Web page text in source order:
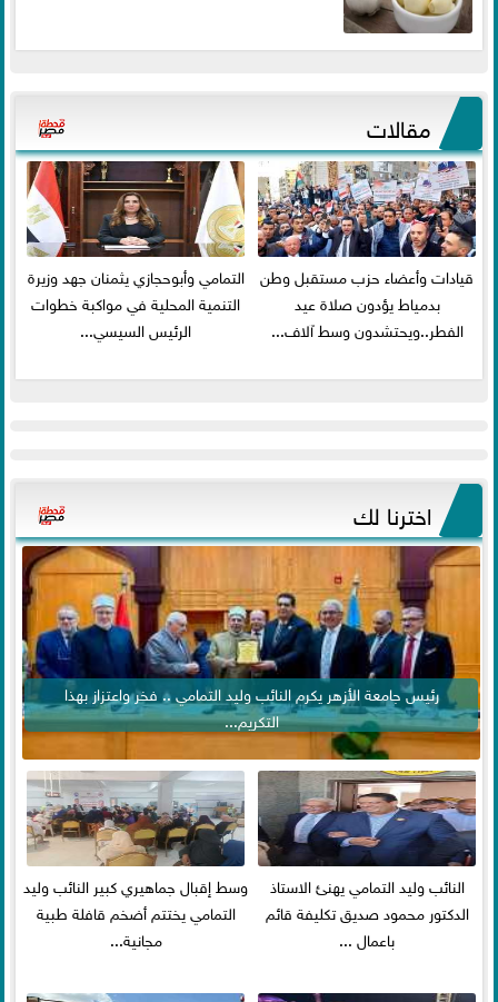
مقالات
قيادات وأعضاء حزب مستقبل وطن
بدمياط يؤدون صلاة عيد
الفطر..ويحتشدون وسط آلاف...
التمامي وأبوحجازي يثمنان جهد وزيرة
التنمية المحلية في مواكبة خطوات
الرئيس السيسي...
اخترنا لك
رئيس جامعة الأزهر يكرم النائب وليد التمامي .. فخر واعتزاز بهذا
التكريم...
النائب وليد التمامي يهنئ الاستاذ
الدكتور محمود صديق تكليفة قائم
باعمال ...
وسط إقبال جماهيري كبير النائب وليد
التمامي يختتم أضخم قافلة طبية
مجانية...